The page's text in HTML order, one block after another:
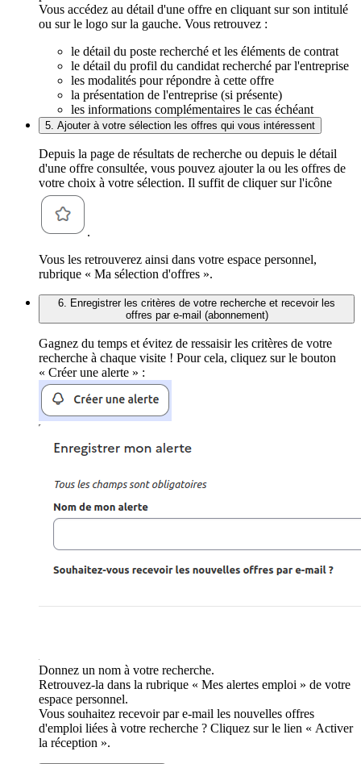
Vous accédez au détail d'une offre en cliquant sur son intitulé
ou sur le logo sur la gauche. Vous retrouvez :
le détail du poste recherché et les éléments de contrat
le détail du profil du candidat recherché par l'entreprise
les modalités pour répondre à cette offre
la présentation de l'entreprise (si présente)
les informations complémentaires le cas échéant
5. Ajouter à votre sélection les offres qui vous intéressent
Depuis la page de résultats de recherche ou depuis le détail
d'une offre consultée, vous pouvez ajouter la ou les offres de
votre choix à votre sélection. Il suffit de cliquer sur l'icône
.
Vous les retrouverez ainsi dans votre espace personnel,
rubrique « Ma sélection d'offres ».
6. Enregistrer les critères de votre recherche et recevoir les
offres par e-mail (abonnement)
Gagnez du temps et évitez de ressaisir les critères de votre
recherche à chaque visite ! Pour cela, cliquez sur le bouton
« Créer une alerte » :
Donnez un nom à votre recherche.
Retrouvez-la dans la rubrique « Mes alertes emploi » de votre
espace personnel.
Vous souhaitez recevoir par e-mail les nouvelles offres
d'emploi liées à votre recherche ? Cliquez sur le lien « Activer
la réception ».